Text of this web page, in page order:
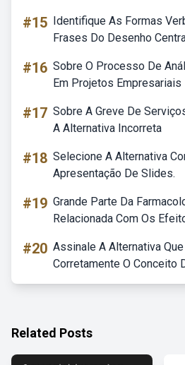
#15 Identifique As Formas
Frases Do Desenho
#16 Sobre O Processo De
Em Projetos Empresariais
#17 Sobre A Greve De
A Alternativa Incorreta
#18 Selecione A Alternativa
Apresentação De Slides.
#19 Grande Parte Da
Relacionada Com Os
#20 Assinale A Alternativa
Corretamente O Conceito
Related Posts